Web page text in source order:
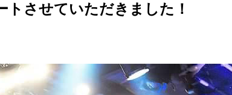
させていただきました！